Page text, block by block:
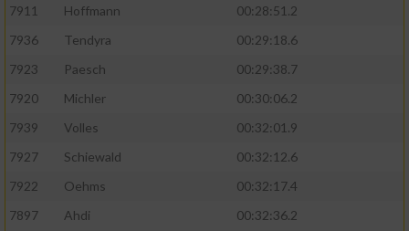
7911
Hoffmann
00:28:51.2
7936
Tendyra
00:29:18.6
7923
Paesch
00:29:38.7
7920
Michler
00:30:06.2
7939
Volles
00:32:01.9
7927
Schiewald
00:32:12.6
7922
Oehms
00:32:17.4
7897
Ahdi
00:32:36.2